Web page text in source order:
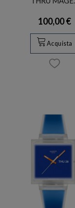
100,00 €
Acquista